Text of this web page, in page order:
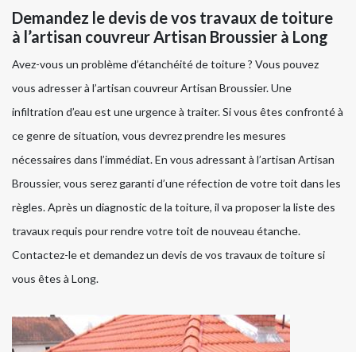
Demandez le devis de vos travaux de toiture
à l’artisan couvreur Artisan Broussier à Long
Avez-vous un problème d’étanchéité de toiture ? Vous pouvez
vous adresser à l’artisan couvreur Artisan Broussier. Une
infiltration d’eau est une urgence à traiter. Si vous êtes confronté à
ce genre de situation, vous devrez prendre les mesures
nécessaires dans l’immédiat. En vous adressant à l’artisan Artisan
Broussier, vous serez garanti d’une réfection de votre toit dans les
règles. Après un diagnostic de la toiture, il va proposer la liste des
travaux requis pour rendre votre toit de nouveau étanche.
Contactez-le et demandez un devis de vos travaux de toiture si
vous êtes à Long.